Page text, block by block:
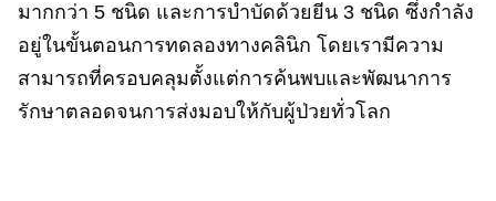
มากกว่า 5 ชนิด และการบำบัดด้วยยีน 3 ชนิด ซึ่งกำลัง
อยู่ในขั้นตอนการทดลองทางคลินิก โดยเรามีความ
สามารถที่ครอบคลุมตั้งแต่การค้นพบและพัฒนาการ
รักษาตลอดจนการส่งมอบให้กับผู้ป่วยทั่วโลก ​